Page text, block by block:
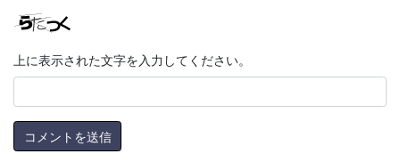
上に表示された文字を入力してください。